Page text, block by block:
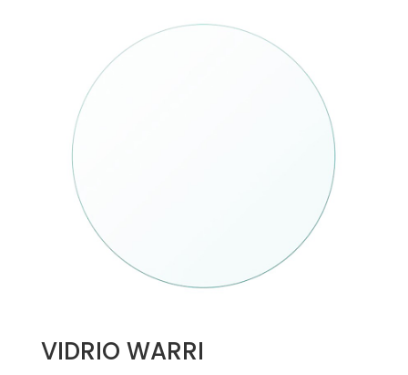
VIDRIO WARRI